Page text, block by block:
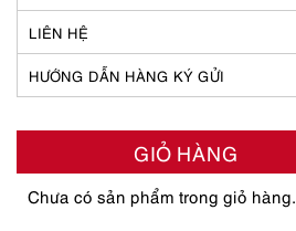
LIÊN HỆ
HƯỚNG DẪN HÀNG KÝ GỬI
GIỎ HÀNG
Chưa có sản phẩm trong giỏ hàng.